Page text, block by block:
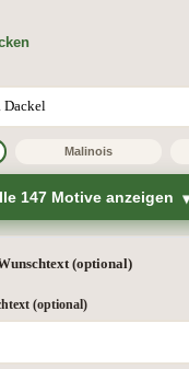
Malinois
147 Motive anzeigen
(optional)
(optional)